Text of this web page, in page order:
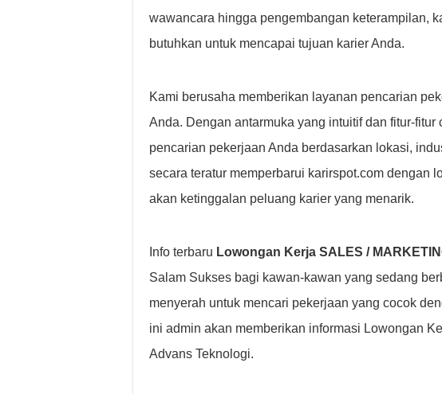
wawancara hingga pengembangan keterampilan,
butuhkan untuk mencapai tujuan karier Anda.
Kami berusaha memberikan layanan pencarian
Anda. Dengan antarmuka yang intuitif dan fitur-
pencarian pekerjaan Anda berdasarkan lokasi,
secara teratur memperbarui karirspot.com dengan
akan ketinggalan peluang karier yang menarik.
Info terbaru Lowongan Kerja SALES /
Salam Sukses bagi kawan-kawan yang sedang
menyerah untuk mencari pekerjaan yang cocok
ini admin akan memberikan informasi Lowongan
Advans Teknologi.